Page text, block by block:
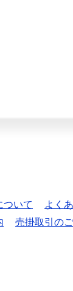
ついて
よく
売掛取引の